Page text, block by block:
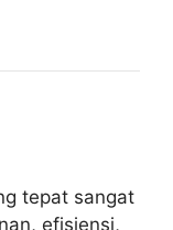
tepat sangat
efisiensi,